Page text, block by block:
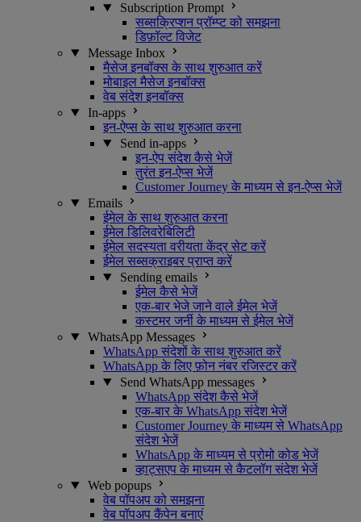
Subscription Prompt
सब्सक्रिप्शन प्रॉम्प्ट को समझना
डिफ़ॉल्ट विजेट
Message Inbox
मैसेज इनबॉक्स के साथ शुरुआत करें
मोबाइल मैसेज इनबॉक्स
वेब संदेश इनबॉक्स
In-apps
इन-ऐप्स के साथ शुरुआत करना
Send in-apps
इन-ऐप संदेश कैसे भेजें
तुरंत इन-ऐप्स भेजें
Customer Journey के माध्यम से इन-ऐप्स भेजें
Emails
ईमेल के साथ शुरुआत करना
ईमेल डिलिवरेबिलिटी
ईमेल सदस्यता वरीयता केंद्र सेट करें
ईमेल सब्सक्राइबर प्राप्त करें
Sending emails
ईमेल कैसे भेजें
एक-बार भेजे जाने वाले ईमेल भेजें
कस्टमर जर्नी के माध्यम से ईमेल भेजें
WhatsApp Messages
WhatsApp संदेशों के साथ शुरुआत करें
WhatsApp के लिए फ़ोन नंबर रजिस्टर करें
Send WhatsApp messages
WhatsApp संदेश कैसे भेजें
एक-बार के WhatsApp संदेश भेजें
Customer Journey के माध्यम से WhatsApp
संदेश भेजें
WhatsApp के माध्यम से प्रोमो कोड भेजें
व्हाट्सएप के माध्यम से कैटलॉग संदेश भेजें
Web popups
वेब पॉपअप को समझना
वेब पॉपअप कैंपेन बनाएं